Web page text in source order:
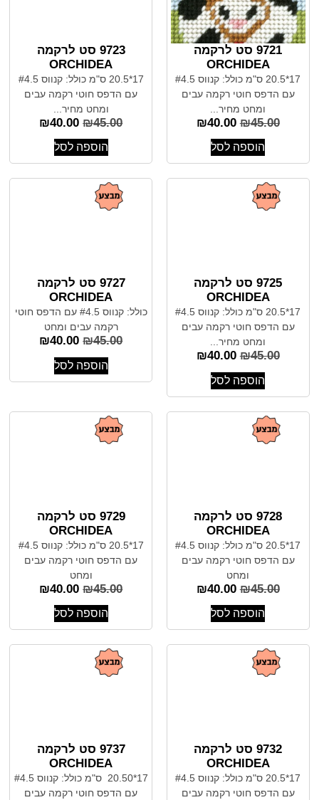
9721 סט לרקמה
ORCHIDEA
17*20.5 ס"מ כולל: קנווס #4.5
עם הדפס חוטי רקמה עבים
ומחט מחיר...
₪45.00
₪40.00
הוספה לסל
9723 סט לרקמה
ORCHIDEA
17*20.5 ס"מ כולל: קנווס #4.5
עם הדפס חוטי רקמה עבים
ומחט מחיר...
₪45.00
₪40.00
הוספה לסל
9725 סט לרקמה
ORCHIDEA
17*20.5 ס"מ כולל: קנווס #4.5
עם הדפס חוטי רקמה עבים
ומחט מחיר...
₪45.00
₪40.00
הוספה לסל
9727 סט לרקמה
ORCHIDEA
כולל: קנווס #4.5 עם הדפס חוטי
רקמה עבים ומחט
₪45.00
₪40.00
הוספה לסל
9728 סט לרקמה
ORCHIDEA
17*20.5 ס"מ כולל: קנווס #4.5
עם הדפס חוטי רקמה עבים
ומחט
₪45.00
₪40.00
הוספה לסל
9729 סט לרקמה
ORCHIDEA
17*20.5 ס"מ כולל: קנווס #4.5
עם הדפס חוטי רקמה עבים
ומחט
₪45.00
₪40.00
הוספה לסל
9732 סט לרקמה
ORCHIDEA
17*20.5 ס"מ כולל: קנווס #4.5
עם הדפס חוטי רקמה עבים
9737 סט לרקמה
ORCHIDEA
17*20.50 ס"מ כולל: קנווס #4.5
עם הדפס חוטי רקמה עבים